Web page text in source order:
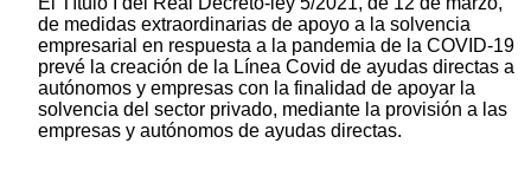
de medidas extraordinarias de apoyo a la solvencia
empresarial en respuesta a la pandemia de la COVID-19
prevé la creación de la Línea Covid de ayudas directas a
autónomos y empresas con la finalidad de apoyar la
solvencia del sector privado, mediante la provisión a las
empresas y autónomos de ayudas directas.